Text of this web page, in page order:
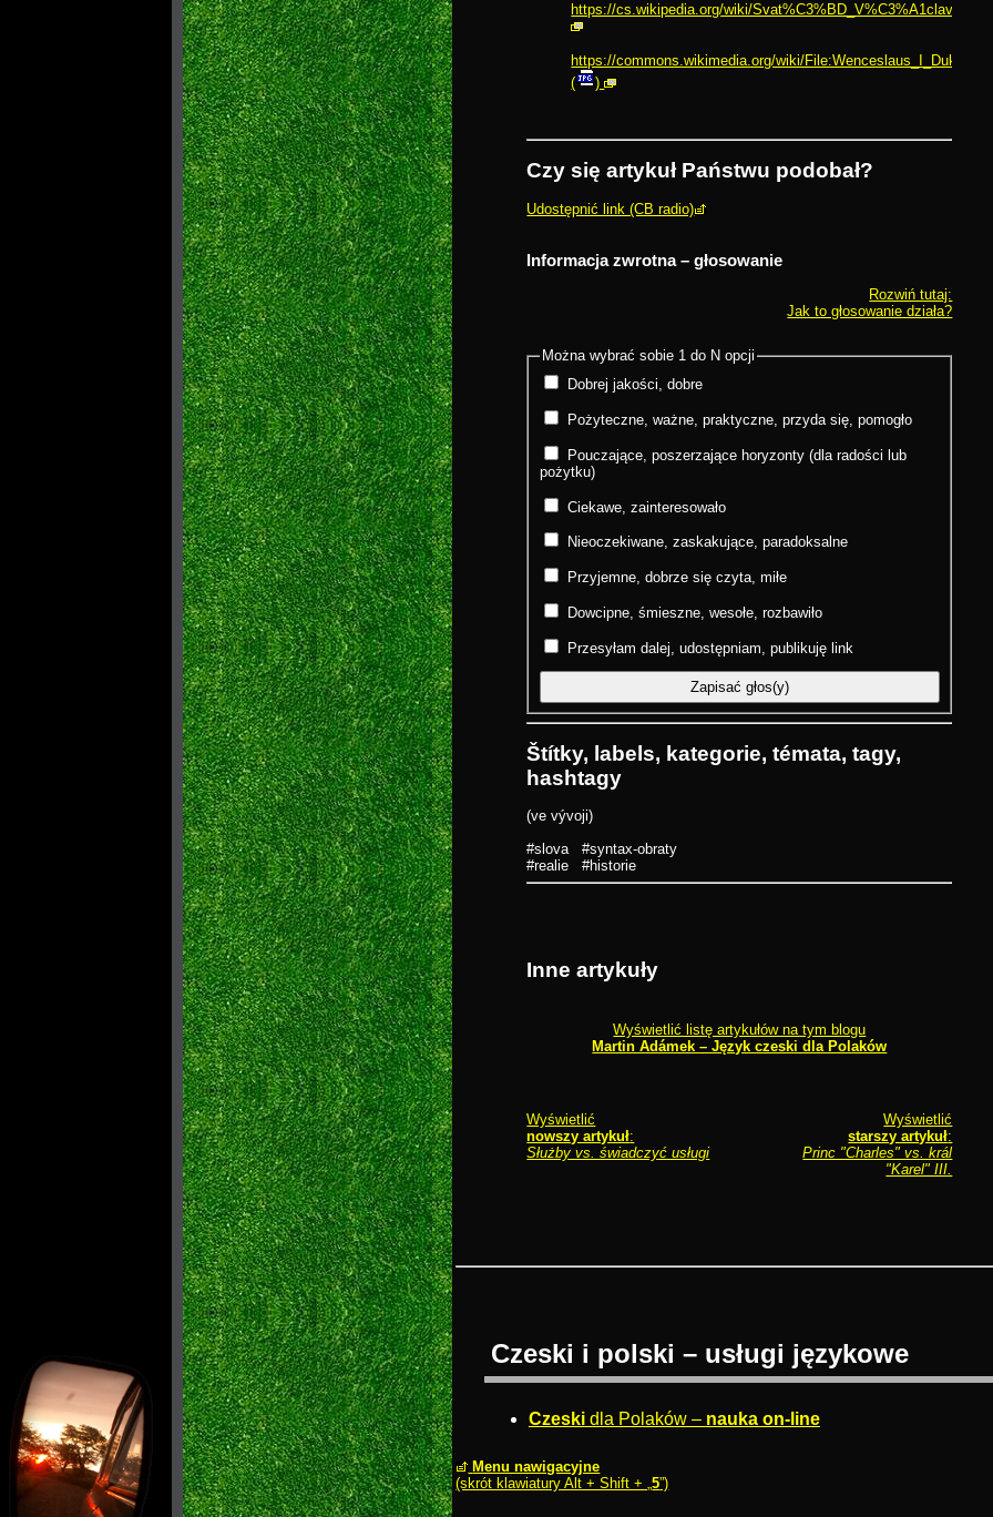
https://cs.wikipedia.org/wiki/Svat%C3%BD_V%C3%A1clav
https://commons.wikimedia.org/wiki/
(
)
Czy się artykuł Państwu podobał?
Udostępnić link (CB radio)
Informacja zwrotna – głosowanie
Rozwiń tutaj:
Jak to głosowanie działa?
Można wybrać sobie 1 do N opcji
Dobrej jakości, dobre
Pożyteczne, ważne, praktyczne, przyda się, pomogło
Pouczające, poszerzające horyzonty (dla radości lub
pożytku)
Ciekawe, zainteresowało
Nieoczekiwane, zaskakujące, paradoksalne
Przyjemne, dobrze się czyta, miłe
Dowcipne, śmieszne, wesołe, rozbawiło
Przesyłam dalej, udostępniam, publikuję link
Štítky, labels, kategorie, témata, tagy,
hashtagy
(ve vývoji)
#slova
#syntax-obraty
#realie
#historie
Inne artykuły
Wyświetlić listę artykułów na tym blogu
Martin Adámek – Język czeski dla Polaków
Wyświetlić
nowszy artykuł:
Służby vs. świadczyć usługi
Wyświetlić
starszy artykuł:
Princ "Charles" vs. král
"Karel" III.
Czeski i polski – usługi językowe
Czeskidla Polaków – nauka on-line
Menu nawigacyjne
(skrót klawiatury Alt + Shift + „5”)